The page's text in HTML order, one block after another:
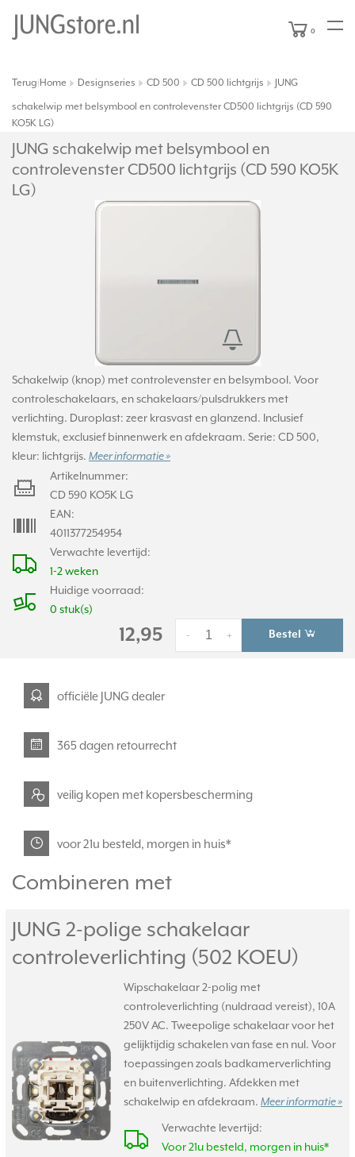
0
Terug Home Designseries CD 500 CD 500 lichtgrijs JUNG
schakelwip met belsymbool en controlevenster CD500 lichtgrijs (CD 590
KO5K LG)
JUNG schakelwip met belsymbool en
controlevenster CD500 lichtgrijs (CD 590 KO5K
LG)
Schakelwip (knop) met controlevenster en belsymbool. Voor
controleschakelaars, en schakelaars/pulsdrukkers met
verlichting. Duroplast: zeer krasvast en glanzend. Inclusief
klemstuk, exclusief binnenwerk en afdekraam. Serie: CD 500,
kleur: lichtgrijs. Meer informatie »
Verwachte levertijd:
1-2 weken
Huidige voorraad:
0 stuk(s)
Artikelnummer:
CD 590 KO5K LG
EAN:
4011377254954
12,95 +
- Bestel
officiële JUNG dealer
365 dagen retourrecht
veilig kopen met kopersbescherming
voor 21u besteld, morgen in huis*
Combineren met
JUNG 2-polige schakelaar
controleverlichting (502 KOEU)
Wipschakelaar 2-polig met
controleverlichting (nuldraad vereist), 10A
250V AC. Tweepolige schakelaar voor het
gelijktijdig schakelen van fase en nul. Voor
toepassingen zoals badkamerverlichting
en buitenverlichting. Afdekken met
schakelwip en afdekraam. Meer informatie »
Verwachte levertijd:
Voor 21u besteld, morgen in huis*